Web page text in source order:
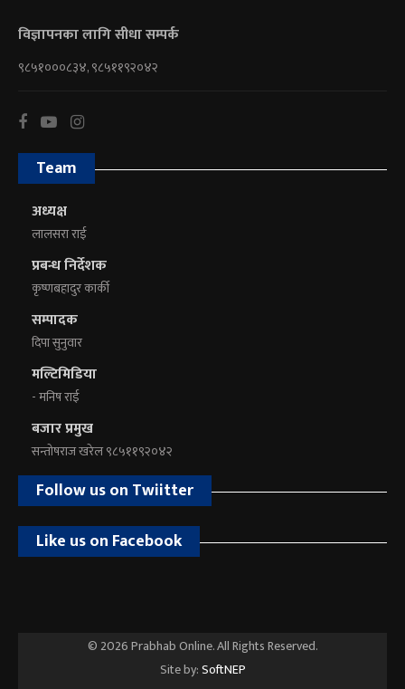
विज्ञापनका लागि सीधा सम्पर्क
९८५१०००८३४, ९८५११९२०४२
Team
अध्यक्ष
लालसरा राई
प्रबन्ध निर्देशक
कृष्णबहादुर कार्की
सम्पादक
दिपा सुनुवार
मल्टिमिडिया
- मनिष राई
बजार प्रमुख
सन्तोषराज खरेल ९८५११९२०४२
Follow us on Twiitter
Like us on Facebook
© 2026 Prabhab Online. All Rights Reserved.
Site by:SoftNEP